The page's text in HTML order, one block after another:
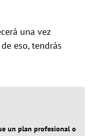
una vez
eso, tendrás
un plan profesional o